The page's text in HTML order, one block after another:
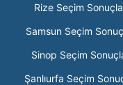
Rize Seçim
Samsun Seçim
Sinop Seçim
Şanlıurfa Seçim